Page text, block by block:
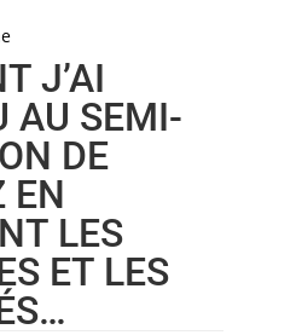
J’AI
AU SEMI-
DE
EN
LES
ET LES